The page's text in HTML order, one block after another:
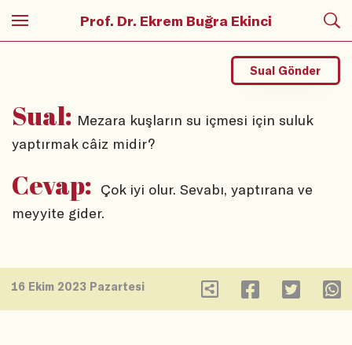
Prof. Dr. Ekrem Buğra Ekinci
Sual: Mezara kuşların su içmesi için suluk
yaptırmak câiz midir?
Sual Gönder
Cevap: Çok iyi olur. Sevabı, yaptırana ve
meyyite gider.
16 Ekim 2023 Pazartesi